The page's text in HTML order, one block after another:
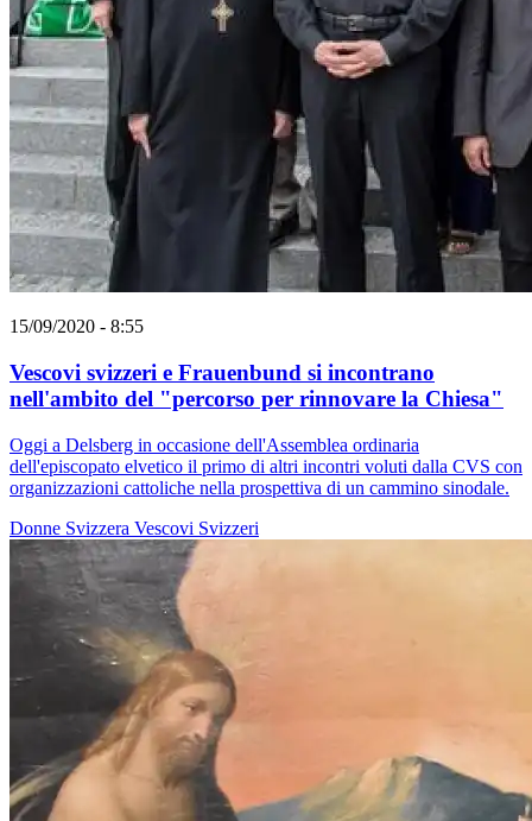
15/09/2020 - 8:55
Vescovi svizzeri e Frauenbund si incontrano
nell'ambito del "percorso per rinnovare la Chiesa"
Oggi a Delsberg in occasione dell'Assemblea ordinaria
dell'episcopato elvetico il primo di altri incontri voluti dalla CVS con
organizzazioni cattoliche nella prospettiva di un cammino sinodale.
Donne Svizzera Vescovi Svizzeri